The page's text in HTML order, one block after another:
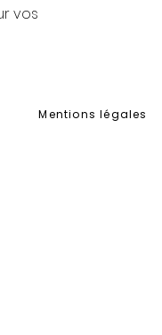
vos
Mentions légales